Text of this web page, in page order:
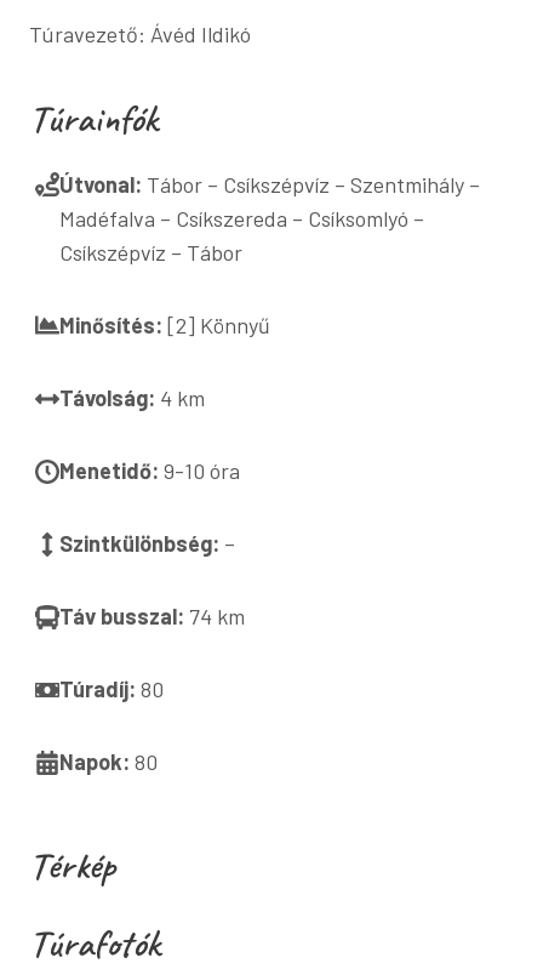
Túravezető: Ávéd Ildikó
Túrainfók
Útvonal: Tábor – Csíkszépvíz – Szentmihály –
Madéfalva – Csíkszereda – Csíksomlyó –
Csíkszépvíz – Tábor
Minősítés: [2] Könnyű
Távolság: 4 km
Menetidő: 9-10 óra
Szintkülönbség: –
Táv busszal: 74 km
Túradíj: 80
Napok: 80
Térkép
Túrafotók